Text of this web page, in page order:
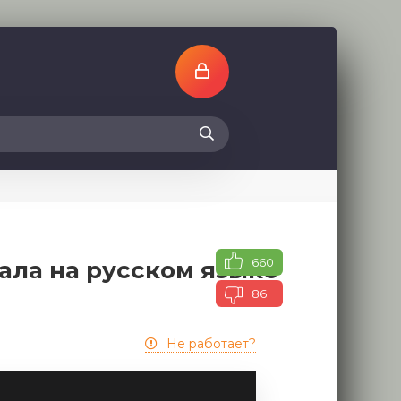
на русском языке
660
86
Не работает?